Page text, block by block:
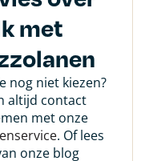
met
nog niet kiezen?
altijd contact
met onze
. Of lees
onze blog